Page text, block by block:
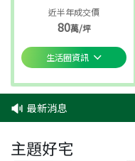
近半年成交價
80萬/坪
生活圈資訊
最新消息
主題好宅